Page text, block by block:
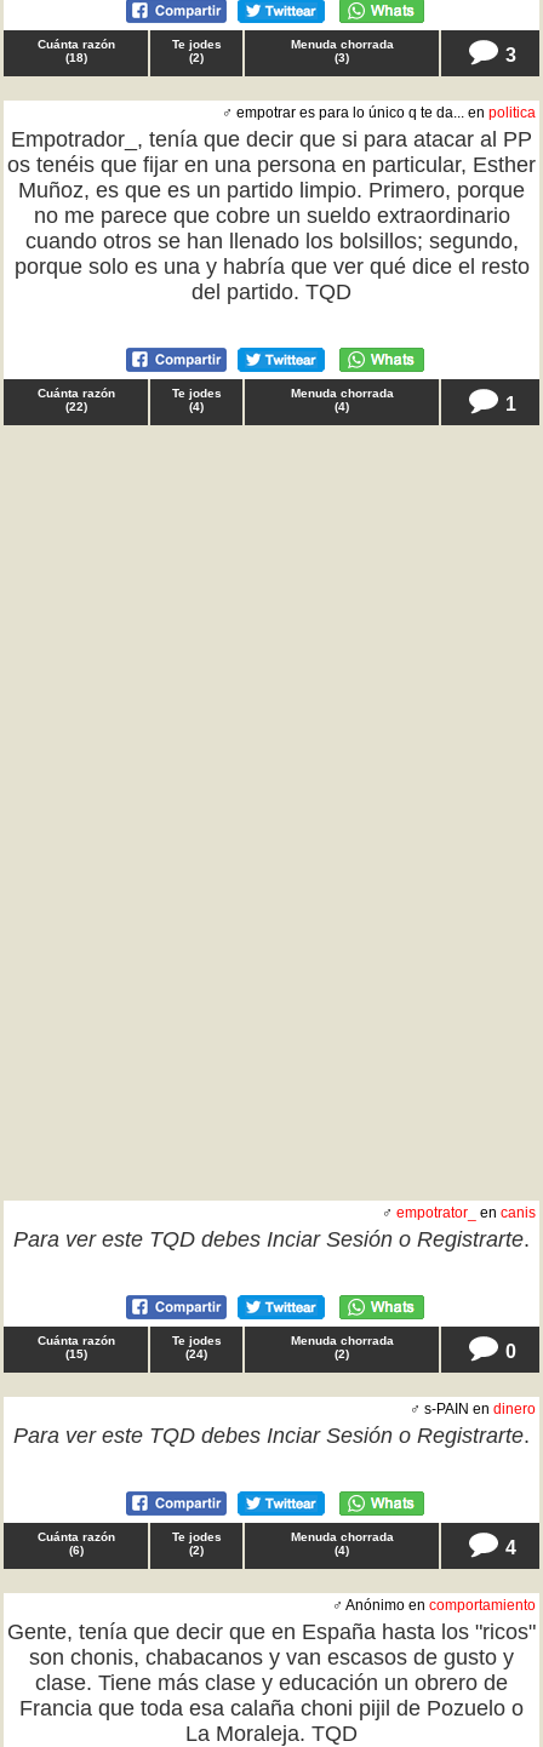
Cuánta razón
(18)
Te jodes
(2)
Menuda chorrada
(3) 3
♂ empotrar es para lo único q te da... en politica
Empotrador_, tenía que decir que si para atacar al PP
os tenéis que fijar en una persona en particular, Esther
Muñoz, es que es un partido limpio. Primero, porque
no me parece que cobre un sueldo extraordinario
cuando otros se han llenado los bolsillos; segundo,
porque solo es una y habría que ver qué dice el resto
del partido. TQD
Cuánta razón
(22)
Te jodes
(4)
Menuda chorrada
(4) 1
♂ empotrator_ en canis
Para ver este TQD debes Inciar Sesión o Registrarte.
Cuánta razón
(15)
Te jodes
(24)
Menuda chorrada
(2) 0
♂ s-PAIN en dinero
Para ver este TQD debes Inciar Sesión o Registrarte.
Cuánta razón
(6)
Te jodes
(2)
Menuda chorrada
(4) 4
♂ Anónimo en comportamiento
Gente, tenía que decir que en España hasta los "ricos"
son chonis, chabacanos y van escasos de gusto y
clase. Tiene más clase y educación un obrero de
Francia que toda esa calaña choni pijil de Pozuelo o
La Moraleja. TQD